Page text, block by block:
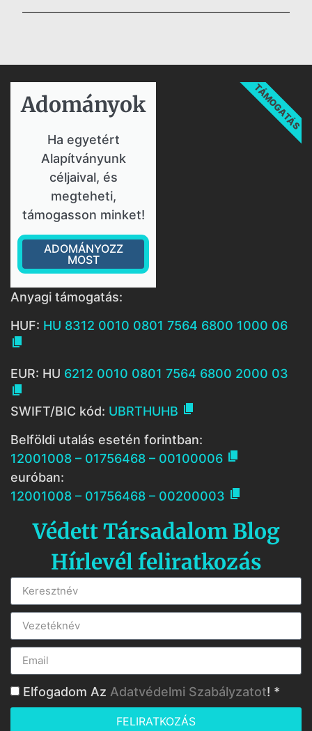
Adományok​
Ha egyetért
Alapítványunk
céljaival, és
megteheti,
támogasson minket!
ADOMÁNYOZZ
MOST
TÁMOGATÁS
Anyagi támogatás:
HUF: HU 8312 0010 0801 7564 6800 1000 06

EUR: HU 6212 0010 0801 7564 6800 2000 03

SWIFT/BIC kód: UBRTHUHB 
Belföldi utalás esetén forintban:
12001008 – 01756468 – 00100006 
euróban:
12001008 – 01756468 – 00200003 
Védett Társadalom Blog
Hírlevél feliratkozás
Elfogadom Az Adatvédelmi Szabályzatot! *
FELIRATKOZÁS